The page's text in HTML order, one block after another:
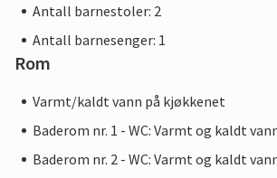
Antall barnestoler: 2
Antall barnesenger: 1
Rom
Varmt/kaldt vann på kjøkkenet
Baderom nr. 1 - WC: Varmt og kaldt
Baderom nr. 2 - WC: Varmt og kaldt